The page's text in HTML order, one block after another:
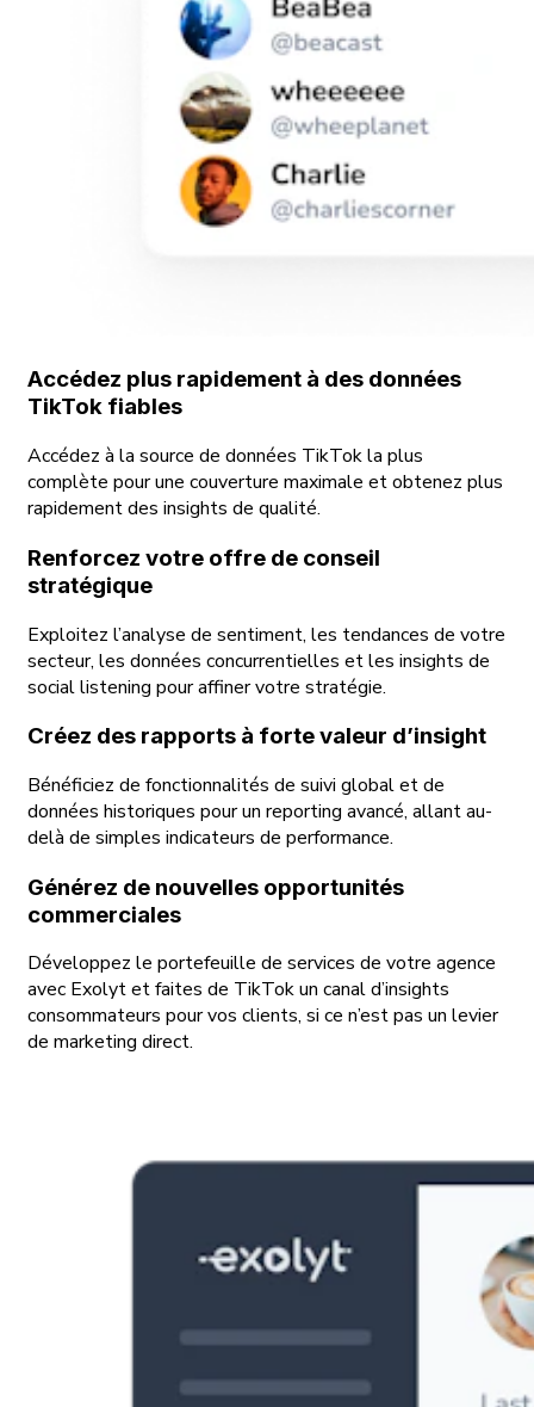
Accédez plus rapidement à des données
TikTok fiables
Accédez à la source de données TikTok la plus
complète pour une couverture maximale et obtenez plus
rapidement des insights de qualité.
Renforcez votre offre de conseil
stratégique
Exploitez l’analyse de sentiment, les tendances de votre
secteur, les données concurrentielles et les insights de
social listening pour affiner votre stratégie.
Créez des rapports à forte valeur d’insight
Bénéficiez de fonctionnalités de suivi global et de
données historiques pour un reporting avancé, allant au-
delà de simples indicateurs de performance.
Générez de nouvelles opportunités
commerciales
Développez le portefeuille de services de votre agence
avec Exolyt et faites de TikTok un canal d’insights
consommateurs pour vos clients, si ce n’est pas un levier
de marketing direct.